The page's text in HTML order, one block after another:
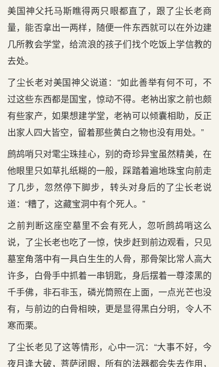
美国神父托马斯瞧得两只眼都直了，跟了尘长老商
量，能否拿出一两样，随便一件东西就可以在外边建
几所教会学堂，给流浪的孩子们找个吃饭上学信教的
去处。
了尘长老对美国神父说道：“如此善举有何不可，不
过这些东西都是国宝，惊动不得。老衲出家之前也颇
有些家产，如果想建学堂，老衲可以倾囊相助，反正
出家人四大皆空，留着那些黄白之物也没有用处。”
鹧鸪哨只对雮尘珠挂心，别的奇珍异宝虽然精美，在
他眼里只如草扎纸糊的一般，踩踏着遍地珠宝向前走
了几步，忽然停下脚步，转头对身后的了尘长老说
道：“糟了，这藏宝洞中有个死人。”
之前判断这座空墓里不会有死人，忽听鹧鸪哨这么
说，了尘长老也吃了一惊，快步赶到前边观看，只见
墓室角落中有一具白生生的人骨，那骨架比常人高大
许多，白骨手中抓着一串钥匙，身后摆着一尊漆黑的
千手佛，非石非玉，磷光筒照在上面，一点光芒也没
有，与前边的白骨相映，更是显得黑白分明，令人不
寒而栗。
了尘长老见了这等情形，心中一沉：“大事不好，今
夜月逢大破，菩萨闭眼，所有的法器都会失去作用，